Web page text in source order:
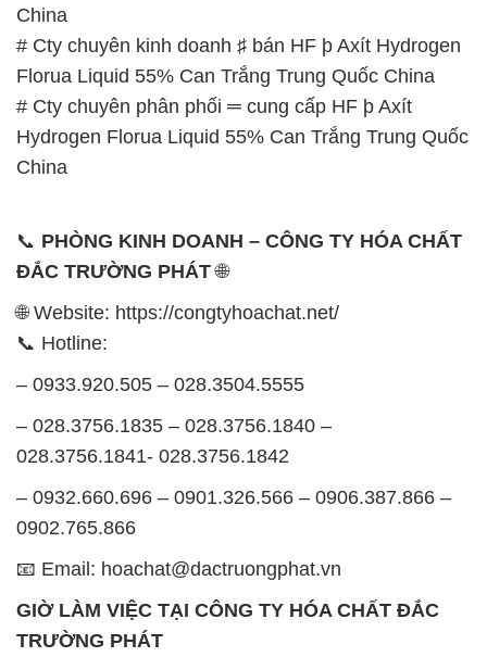
China
# Cty chuyên kinh doanh ♯ bán HF þ Axít Hydrogen
Florua Liquid 55% Can Trắng Trung Quốc China
# Cty chuyên phân phối ═ cung cấp HF þ Axít
Hydrogen Florua Liquid 55% Can Trắng Trung Quốc
China
📞 PHÒNG KINH DOANH – CÔNG TY HÓA CHẤT
ĐẮC TRƯỜNG PHÁT🌐
🌐 Website: https://congtyhoachat.net/
📞 Hotline:
– 0933.920.505 – 028.3504.5555
– 028.3756.1835 – 028.3756.1840 –
028.3756.1841- 028.3756.1842
– 0932.660.696 – 0901.326.566 – 0906.387.866 –
0902.765.866
📧 Email: hoachat@dactruongphat.vn
GIỜ LÀM VIỆC TẠI CÔNG TY HÓA CHẤT ĐẮC
TRƯỜNG PHÁT